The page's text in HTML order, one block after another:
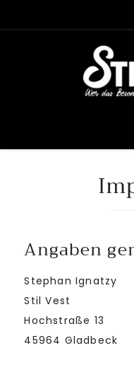
Angaben
Stephan Ignatzy
Stil Vest
Hochstraße 13
45964 Gladbeck